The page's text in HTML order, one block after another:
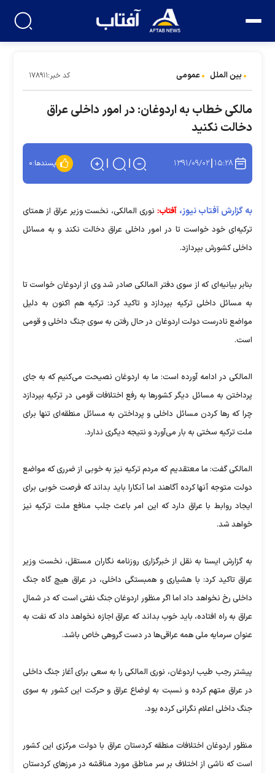
بین الملل عمومی کد خبر:۱۷۸۹۱۱
مالکی خطاب به اردوغان: در امور داخلی عراق
دخالت نکنید
۱۵:۲۸ ۱۳۹۱/۰۹/۰۲ پسندها:۰
به گزارش آفتاب نیوز، آفتاب: نوری المالکی، نخست وزیر عراق از همتای
ترکیه‌ای خود خواست تا در امور داخلی عراق دخالت نکند و به مسائل
داخلی کشورش بپردازد.
بنابر بیانیه‌ای که از سوی دفتر المالکی صادر شد وی از اردوغان خواست تا
به مسائل داخلی ترکیه بپردازد و تاکید کرد: ترکیه هم اکنون به دلیل
مواضع نادرست دولت اردوغان در حال رفتن به سوی جنگ داخلی و قومی
است.
المالکی در ادامه آورده است: ما به اردوغان نصیحت می‌کنیم که به جای
پرداختن به مسائل دیگر کشورها به رفع اختلافات قومی در ترکیه بپردازد
چرا که رها کردن مسائل داخلی و پرداختن به مسائل منطقه‌ای تنها برای
ملت ترکیه سختی به بار می‌آورد و نتیجه دیگری ندارد.
المالکی گفت: ما معتقدیم که مردم ترکیه نیز به خوبی از ضرری که مواضع
دولت متوجه آنها کرده آگاهند اما آنکارا باید بداند که فرصت خوبی برای
ایجاد روابط با عراق دارد که این امر باعث جلب منافع ملت ترکیه نیز
خواهد شد.
به گزارش ایسنا به نقل از خبرگزاری روزنامه نگاران مستقل، نخست وزیر
عراق تاکید کرد: با هشیاری و همبستگی داخلی، در عراق هیچ گاه جنگ
داخلی رخ نخواهد داد اما اگر منظور اردوغان جنگ نفتی است که در شمال
عراق به راه افتاده، باید خوب بداند که عراق اجازه نخواهد داد که نفت به
عنوان سرمایه ملی همه عراقی‌ها در دست گروهی خاص باشد.
پیشتر رجب طیب اردوغان، نوری المالکی را به سعی برای آغاز جنگ داخلی
در عراق متهم کرده و نسبت به اوضاع عراق و حرکت این کشور به سوی
جنگ داخلی اعلام نگرانی کرده بود.
منظور اردوغان اختلافات منطقه کردستان عراق با دولت مرکزی این کشور
است که ناشی از اختلاف بر سر مناطق مورد مناقشه در مرزهای کردستان